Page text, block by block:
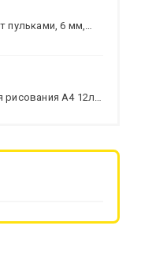
пульками, 6 мм,
рисования А4 12л.